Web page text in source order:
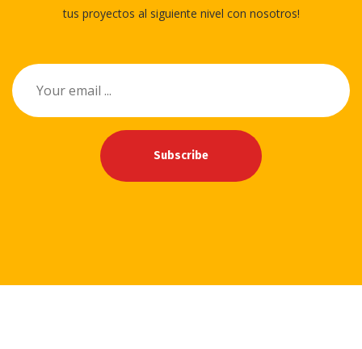
tus proyectos al siguiente nivel con nosotros!
Subscribe